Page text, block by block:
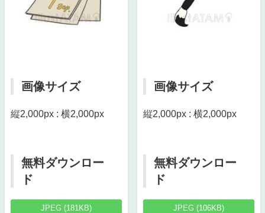
画像サイズ
縦2,000px : 横2,000px
無料ダウンロー
ド
JPEG (181KB)
画像サイズ
縦2,000px : 横2,000px
無料ダウンロー
ド
JPEG (106KB)